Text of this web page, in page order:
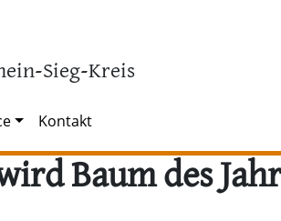
Sieg-Kreis
Kontakt
Baum des